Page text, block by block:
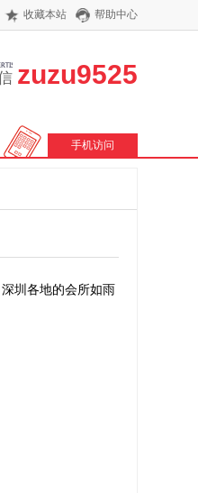
收藏本站 帮助中心
zuzu9525
手机访问
圳各地的会所如雨